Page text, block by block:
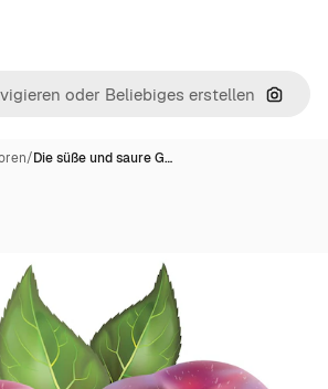
Nach
/Die süße und saure G…